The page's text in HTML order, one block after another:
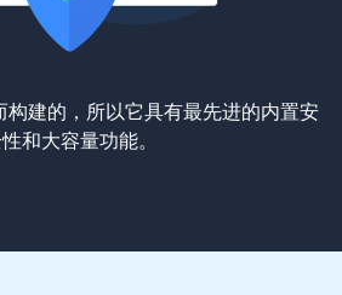
建的，所以它具有最先进的内置安
和大容量功能。